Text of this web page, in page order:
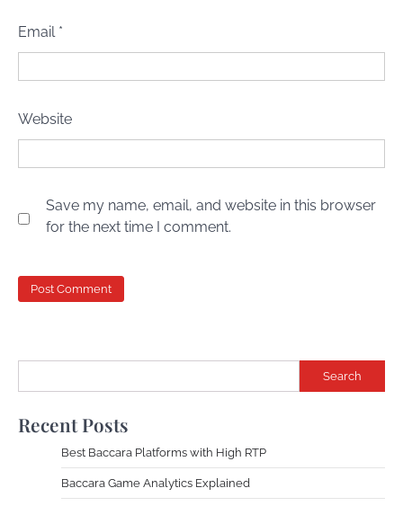
Email *
Website
Save my name, email, and website in this browser
for the next time I comment.
Search
Recent Posts
Best Baccara Platforms with High RTP
Baccara Game Analytics Explained